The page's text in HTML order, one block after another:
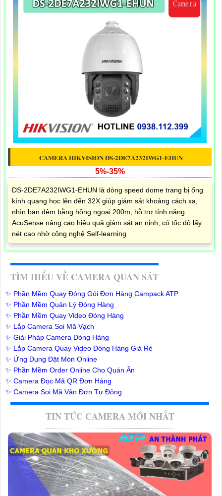
CAMERA HIKVISION DS-2DE7A232IWG1-EHUN
5%-35%
DS-2DE7A232IWG1-EHUN là dòng speed dome trang bị ống
kính quang học lên đến 32X giúp giám sát khoảng cách xa,
nhìn ban đêm bằng hồng ngoại 200m, hỗ trợ tính năng
AcuSense nâng cao hiệu quả giám sát an ninh, có tốc độ lấy
nét cao nhờ công nghệ Self-learning
TÌM HIỂU VỀ CAMERA QUAN SÁT
✨ Phần Mềm Quay Đóng Gói Đơn Hàng Campack ATP
✨ Phần Mềm Quản Lý Đóng Hàng
✨ Phần Mềm Quay Video Đóng Hàng
✨ Lắp Camera Soi Mã Vạch
✨ Giải Pháp Camera Đóng Hàng
✨ Lắp Camera Quay Video Đóng Hàng Giá Rẻ
✨ Ứng Dụng Đặt Món Online
✨ Phần Mềm Order Online Cho Quán Ăn
✨ Camera Đọc Mã QR Đơn Hàng
✨ Camera Soi Mã Vận Đơn Tự Động
TIN TỨC CAMERA MỚI NHẤT